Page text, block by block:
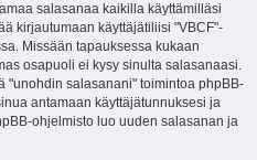
salasanaa kaikilla käyttämilläsi
kirjautumaan käyttäjätiliisi "VBCF"-
Missään tapauksessa kukaan
osapuoli ei kysy sinulta salasanaasi.
"unohdin salasanani" toimintoa phpBB-
antamaan käyttäjätunnuksesi ja
ohjelmisto luo uuden salasanan ja